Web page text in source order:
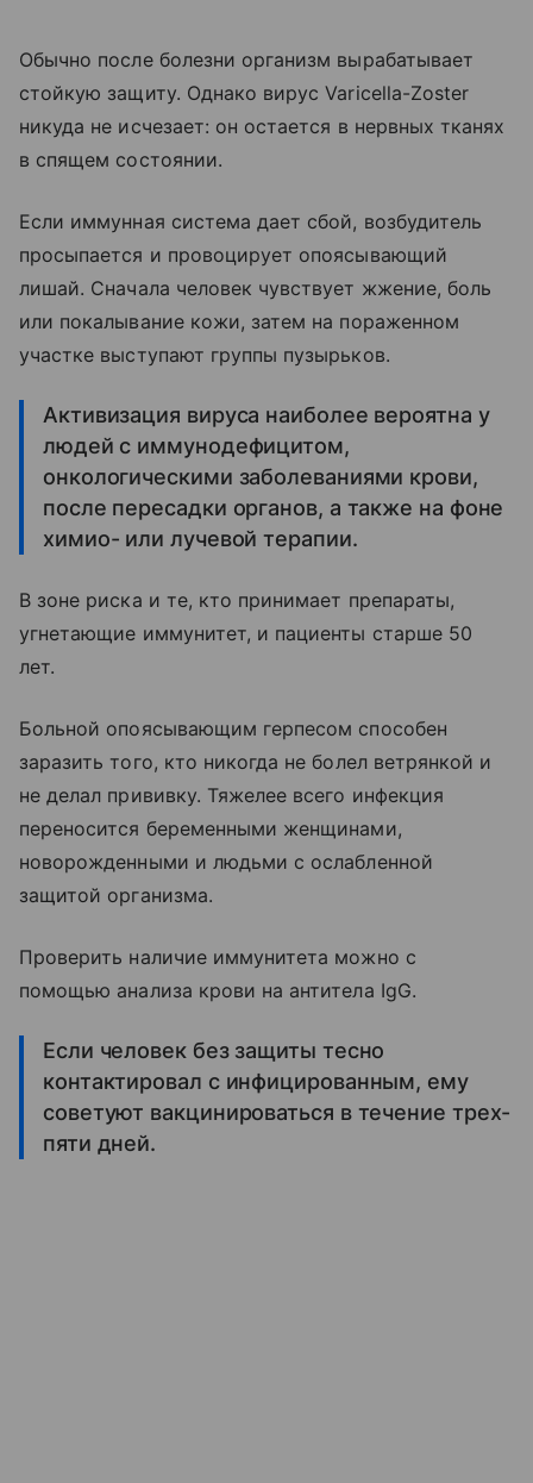
Обычно после болезни организм вырабатывает
стойкую защиту. Однако вирус Varicella-Zoster
никуда не исчезает: он остается в нервных тканях
в спящем состоянии.
Если иммунная система дает сбой, возбудитель
просыпается и провоцирует опоясывающий
лишай. Сначала человек чувствует жжение, боль
или покалывание кожи, затем на пораженном
участке выступают группы пузырьков.
Активизация вируса наиболее вероятна у
людей с иммунодефицитом,
онкологическими заболеваниями крови,
после пересадки органов, а также на фоне
химио- или лучевой терапии.
В зоне риска и те, кто принимает препараты,
угнетающие иммунитет, и пациенты старше 50
лет.
Больной опоясывающим герпесом способен
заразить того, кто никогда не болел ветрянкой и
не делал прививку. Тяжелее всего инфекция
переносится беременными женщинами,
новорожденными и людьми с ослабленной
защитой организма.
Проверить наличие иммунитета можно с
помощью анализа крови на антитела IgG.
Если человек без защиты тесно
контактировал с инфицированным, ему
советуют вакцинироваться в течение трех-
пяти дней.